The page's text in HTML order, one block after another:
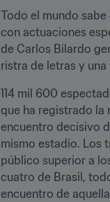
Todo el mundo
con actuaciones
de Carlos Bilardo
ristra de letras y
114 mil 600
que ha registrado la
encuentro decisivo
mismo estadio. Los
público superior a
cuatro de Brasil,
encuentro de